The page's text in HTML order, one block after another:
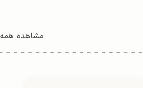
مشاهده همه